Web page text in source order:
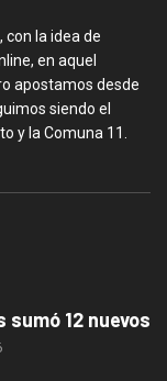
con la idea de
en aquel
apostamos desde
siendo el
y la Comuna 11.
sumó 12 nuevos